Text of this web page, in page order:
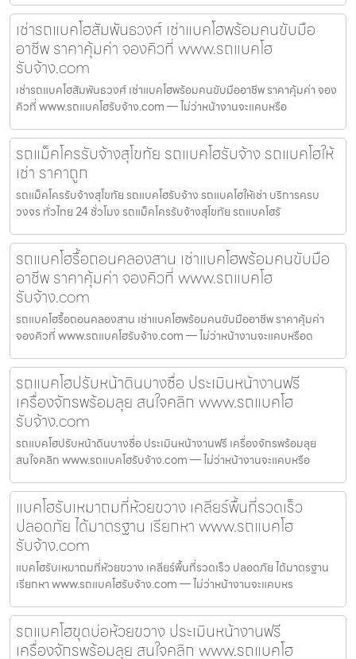
เช่ารถแบคโฮสัมพันธวงศ์ เช่าแบคโฮพร้อมคนขับมือ
อาชีพ ราคาคุ้มค่า จองคิวที่ www.รถแบคโฮ
รับจ้าง.com
เช่ารถแบคโฮสัมพันธวงศ์ เช่าแบคโฮพร้อมคนขับมืออาชีพ ราคาคุ้มค่า จอง
คิวที่ www.รถแบคโฮรับจ้าง.com — ไม่ว่าหน้างานจะแคบหรือ
รถแม็คโครรับจ้างสุโขทัย รถแบคโฮรับจ้าง รถแบคโฮให้
เช่า ราคาถูก
รถแม็คโครรับจ้างสุโขทัย รถแบคโฮรับจ้าง รถแบคโฮให้เช่า บริการครบ
วงจร ทั่วไทย 24 ชั่วโมง รถแม็คโครรับจ้างสุโขทัย รถแบคโฮรั
รถแบคโฮรื้อถอนคลองสาน เช่าแบคโฮพร้อมคนขับมือ
อาชีพ ราคาคุ้มค่า จองคิวที่ www.รถแบคโฮ
รับจ้าง.com
รถแบคโฮรื้อถอนคลองสาน เช่าแบคโฮพร้อมคนขับมืออาชีพ ราคาคุ้มค่า
จองคิวที่ www.รถแบคโฮรับจ้าง.com — ไม่ว่าหน้างานจะแคบหรือด
รถแบคโฮปรับหน้าดินบางซื่อ ประเมินหน้างานฟรี
เครื่องจักรพร้อมลุย สนใจคลิก www.รถแบคโฮ
รับจ้าง.com
รถแบคโฮปรับหน้าดินบางซื่อ ประเมินหน้างานฟรี เครื่องจักรพร้อมลุย
สนใจคลิก www.รถแบคโฮรับจ้าง.com — ไม่ว่าหน้างานจะแคบหรือ
แบคโฮรับเหมาถมที่ห้วยขวาง เคลียร์พื้นที่รวดเร็ว
ปลอดภัย ได้มาตรฐาน เรียกหา www.รถแบคโฮ
รับจ้าง.com
แบคโฮรับเหมาถมที่ห้วยขวาง เคลียร์พื้นที่รวดเร็ว ปลอดภัย ได้มาตรฐาน
เรียกหา www.รถแบคโฮรับจ้าง.com — ไม่ว่าหน้างานจะแคบหร
รถแบคโฮขุดบ่อห้วยขวาง ประเมินหน้างานฟรี
เครื่องจักรพร้อมลุย สนใจคลิก www.รถแบคโฮ